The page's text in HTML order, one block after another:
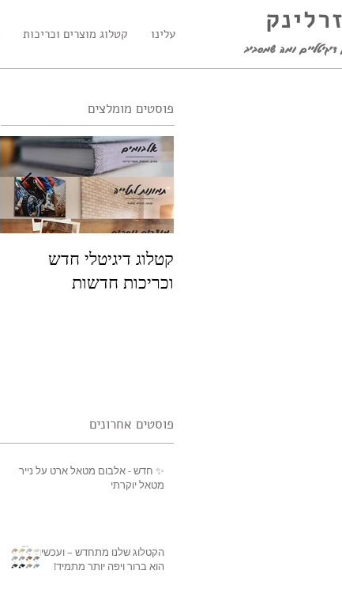
עלינו קטלוג מוצרים וכריכות
ומה שמסביב
פוסטים מומלצים
קטלוג דיגיטלי חדש
וכריכות חדשות
פוסטים אחרונים
✨ חדש - אלבום מטאל ארט על נייר
מטאל יוקרתי
הקטלוג שלנו מתחדש – ועכשיו
הוא ברור ויפה יותר מתמיד!